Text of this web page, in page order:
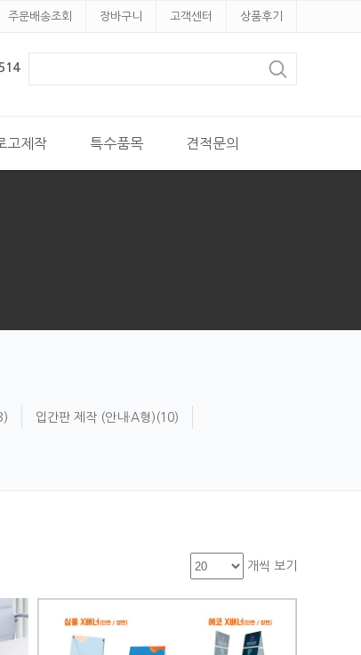
주문배송조회 장바구니 고객센터 상품후기
고제작 특수품목 견적문의
입간판 제작 (안내·A형) (10)
개씩 보기